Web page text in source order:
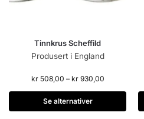
Tinnkrus Scheffild
Produsert i England
kr508,00 – kr930,00
Se alternativer